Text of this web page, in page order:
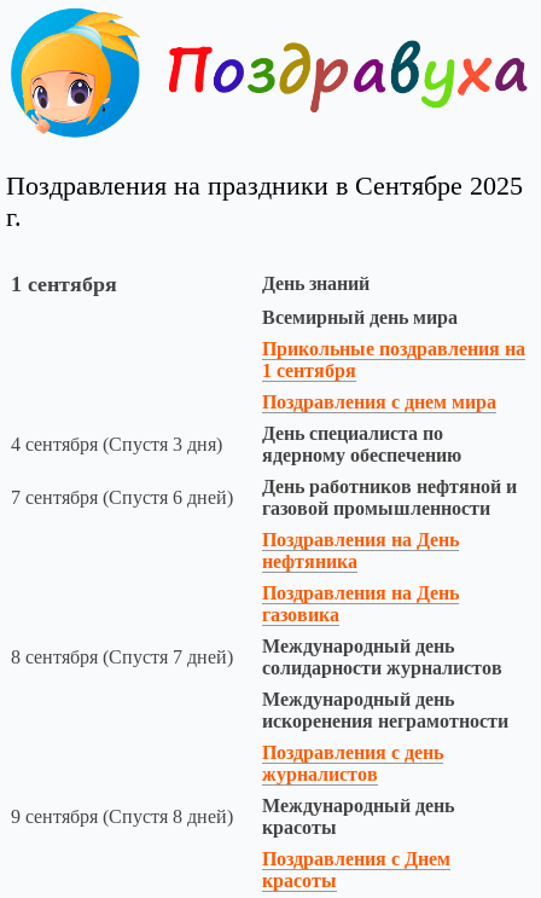
Поздравления на праздники в Сентябре 2025
г.
1 сентября
День знаний
Всемирный день мира
Прикольные поздравления на
1 сентября
Поздравления с днем мира
4 сентября (Спустя 3 дня)
День специалиста по
ядерному обеспечению
7 сентября (Спустя 6 дней)
День работников нефтяной и
газовой промышленности
Поздравления на День
нефтяника
Поздравления на День
газовика
8 сентября (Спустя 7 дней)
Международный день
солидарности журналистов
Международный день
искоренения неграмотности
Поздравления с день
журналистов
9 сентября (Спустя 8 дней)
Международный день
красоты
Поздравления с Днем
красоты